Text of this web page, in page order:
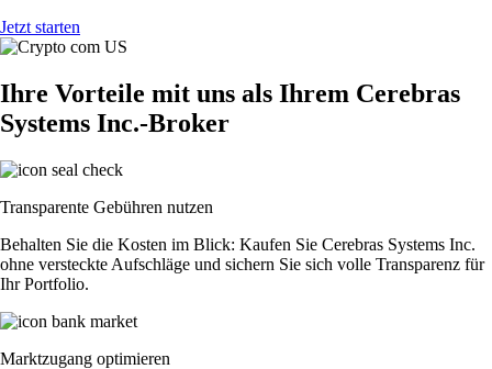
Jetzt starten
Ihre Vorteile mit uns als Ihrem Cerebras
Systems Inc.-Broker
Transparente Gebühren nutzen
Behalten Sie die Kosten im Blick: Kaufen Sie Cerebras Systems Inc.
ohne versteckte Aufschläge und sichern Sie sich volle Transparenz für
Ihr Portfolio.
Marktzugang optimieren